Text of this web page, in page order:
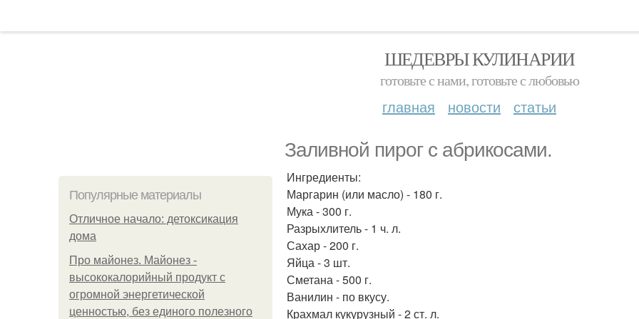
ШЕДЕВРЫ КУЛИНАРИИ
готовьте с нами, готовьте с любовью
главная новости статьи
Заливной пирог с абрикосами.
Популярные материалы
Отличное начало: детоксикация
дома
Про майонез. Майонез -
высококалорийный продукт с
огромной энергетической
ценностью, без единого полезного
Ингредиенты:
Маргарин (или масло) - 180 г.
Мука - 300 г.
Разрыхлитель - 1 ч. л.
Сахар - 200 г.
Яйца - 3 шт.
Сметана - 500 г.
Ванилин - по вкусу.
Крахмал кукурузный - 2 ст. л.